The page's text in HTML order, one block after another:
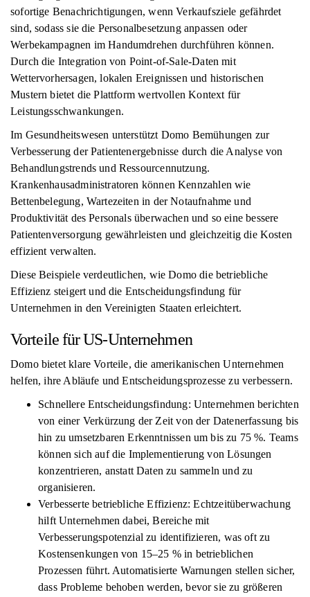
sofortige Benachrichtigungen, wenn Verkaufsziele gefährdet
sind, sodass sie die Personalbesetzung anpassen oder
Werbekampagnen im Handumdrehen durchführen können.
Durch die Integration von Point-of-Sale-Daten mit
Wettervorhersagen, lokalen Ereignissen und historischen
Mustern bietet die Plattform wertvollen Kontext für
Leistungsschwankungen.
Im Gesundheitswesen unterstützt Domo Bemühungen zur
Verbesserung der Patientenergebnisse durch die Analyse von
Behandlungstrends und Ressourcennutzung.
Krankenhausadministratoren können Kennzahlen wie
Bettenbelegung, Wartezeiten in der Notaufnahme und
Produktivität des Personals überwachen und so eine bessere
Patientenversorgung gewährleisten und gleichzeitig die Kosten
effizient verwalten.
Diese Beispiele verdeutlichen, wie Domo die betriebliche
Effizienz steigert und die Entscheidungsfindung für
Unternehmen in den Vereinigten Staaten erleichtert.
Vorteile für US-Unternehmen
Domo bietet klare Vorteile, die amerikanischen Unternehmen
helfen, ihre Abläufe und Entscheidungsprozesse zu verbessern.
Schnellere Entscheidungsfindung: Unternehmen berichten
von einer Verkürzung der Zeit von der Datenerfassung bis
hin zu umsetzbaren Erkenntnissen um bis zu 75 %. Teams
können sich auf die Implementierung von Lösungen
konzentrieren, anstatt Daten zu sammeln und zu
organisieren.
Verbesserte betriebliche Effizienz: Echtzeitüberwachung
hilft Unternehmen dabei, Bereiche mit
Verbesserungspotenzial zu identifizieren, was oft zu
Kostensenkungen von 15–25 % in betrieblichen
Prozessen führt. Automatisierte Warnungen stellen sicher,
dass Probleme behoben werden, bevor sie zu größeren